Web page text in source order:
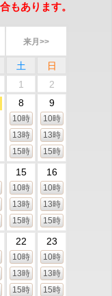
もあります。
来月>>
土
日
1
2
8
10時
13時
15時
9
10時
13時
15時
15
10時
13時
15時
16
10時
13時
15時
22
10時
13時
15時
23
10時
13時
15時